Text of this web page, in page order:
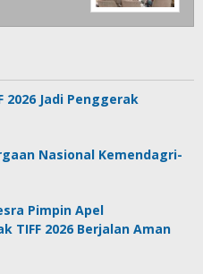
2026 Jadi Penggerak
Nasional Kemendagri-
Pimpin Apel
TIFF 2026 Berjalan Aman